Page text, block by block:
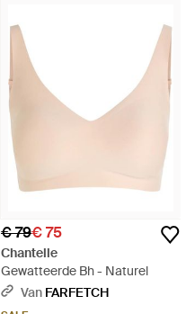
€ 79€ 75
Chantelle
Gewatteerde Bh - Naturel
Van FARFETCH